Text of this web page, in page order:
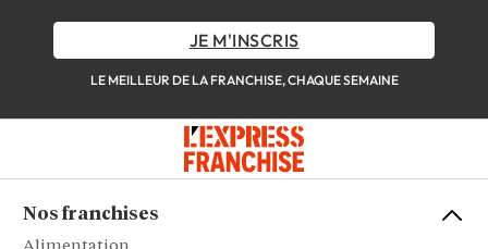
JE M'INSCRIS
LE MEILLEUR DE LA FRANCHISE, CHAQUE SEMAINE
Nos franchises